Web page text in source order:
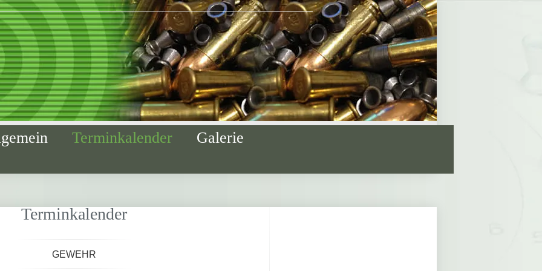
Terminkalender Galerie
Terminkalender
GEWEHR